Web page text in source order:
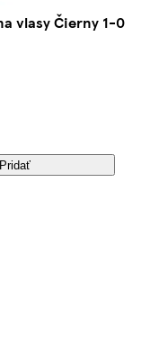
vlasy Čierny 1-0
Pridať